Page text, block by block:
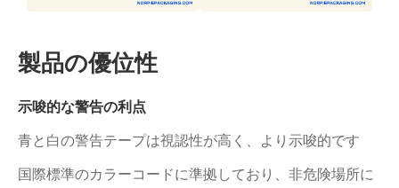
製品の優位性
示唆的な警告の利点
青と白の警告テープは視認性が高く、より示唆的です
国際標準のカラーコードに準拠しており、非危険場所に